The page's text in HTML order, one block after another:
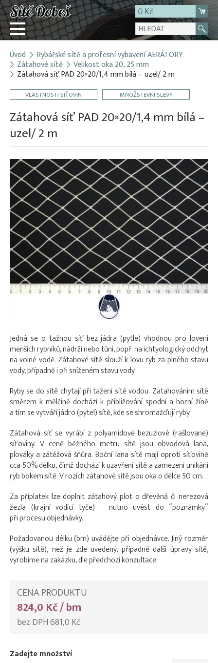
0 Kč
Přihlásit
Registrace
E-shop
O firmě
Kontakt
Úvod Rybářské sítě a profesní vybavení AERÁTORY
Zátahové sítě Velikost oka 20, 25 mm
Zátahová síť PAD 20×20/1,4 mm bílá – uzel/ 2 m
VLASTNOSTI SÍŤOVIN MNOŽSTEVNÍ SLEVY
Zátahová síť PAD 20×20/1,4 mm bílá –
uzel/ 2 m
Jedná se o tažnou síť bez jádra (pytle) vhodnou pro lovení
menších rybníků, nádrží nebo tůní, popř. na ichtyologický odchyt
na volné vodě. Zátahové sítě slouží k lovu ryb za plného stavu
vody, případně i při sníženém stavu vody.
Ryby se do sítě chytají při tažení sítě vodou. Zatahováním sítě
směrem k mělčině dochází k přibližování spodní a horní žíně
a tím se vytváří jádro (pytel) sítě, kde se shromažďují ryby.
Zátahová síť se vyrábí z polyamidové bezuzlové (rašlované)
síťoviny. V ceně běžného metru sítě jsou obvodová lana,
plováky a zátěžová šňůra. Boční lana sítě mají oproti síťovině
cca 50% délku, čímž dochází k uzavření sítě a zamezení unikání
ryb bokem sítě. V rozích zátahové sítě jsou oka o délce 50 cm.
Za příplatek lze doplnit zátahový plot o dřevěná či nerezová
žezla (krajní vodící tyče) – nutno uvést do “poznámky“
při procesu objednávky.
Požadovanou délku (bm) uvádějte při objednávce. Jiný rozměr
(výšku sítě), než je zde uvedený, případně další úpravy sítě,
vyrobíme na zakázku, dle předchozí konzultace.
CENA PRODUKTU
824,0 Kč / bm
bez DPH 681,0 Kč
Zadejte množství